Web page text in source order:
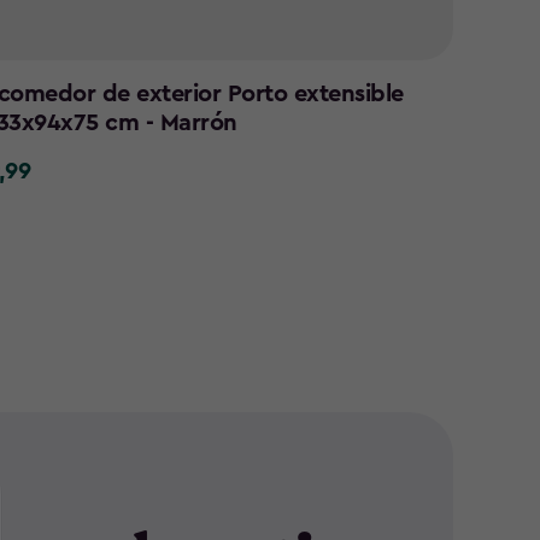
comedor de exterior Porto extensible
cm - Marrón